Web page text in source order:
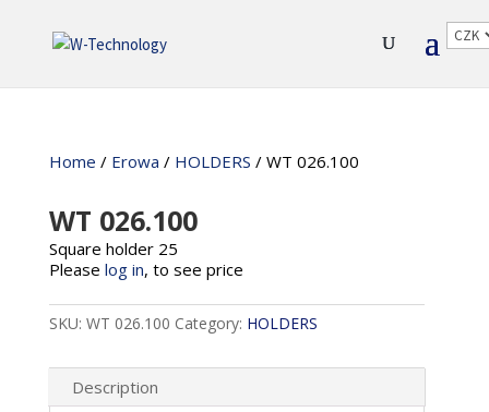
Home / Erowa / HOLDERS / WT 026.100
WT 026.100
Please log in, to see price
Square holder 25
SKU: WT 026.100 Category: HOLDERS
Description